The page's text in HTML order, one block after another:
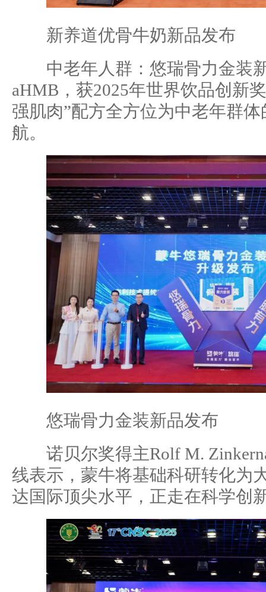
新养道优骨牛奶新品发布
中老年人群：悠瑞骨力金装
aHMB，获2025年世界饮品创新
强肌肉”配方全方位为中老年群
航。
悠瑞骨力金装新品发布
诺贝尔奖得主Rolf M.
线表示，蒙牛将基础科研转化为
达国际顶尖水平，正走在科学创